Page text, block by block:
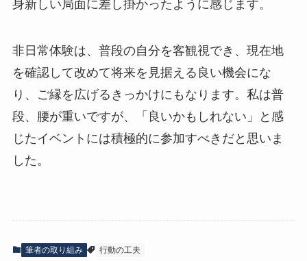
身新しい局面に差し掛かったように感じます。
非日常体験は、普段の自分を客観視でき、現在地
を確認して改めて将来を見据える良い機会にな
り、ご縁を広げるきっかけにもなります。私は普
段、腰が重いですが、「良いかもしれない」と感
じたイベントには積極的に参加すべきだと思いま
した。
筆者の取り組み 行動の工夫